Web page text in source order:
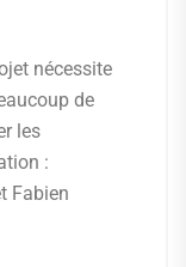
nécessite
de
les
:
Fabien